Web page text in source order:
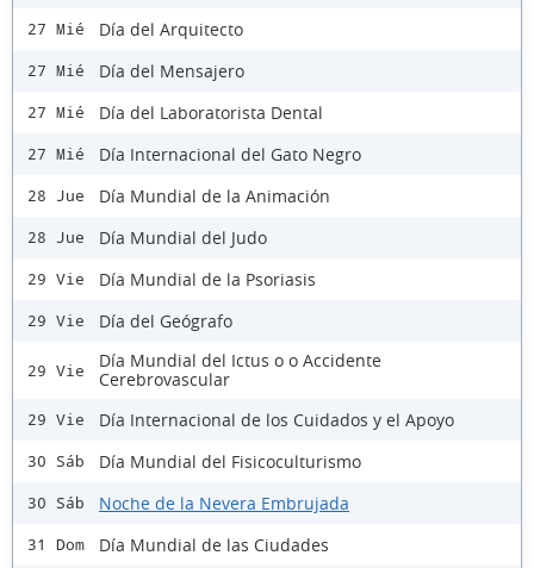
27 Mié Día del Arquitecto
27 Mié Día del Mensajero
27 Mié Día del Laboratorista Dental
27 Mié Día Internacional del Gato Negro
28 Jue Día Mundial de la Animación
28 Jue Día Mundial del Judo
29 Vie Día Mundial de la Psoriasis
29 Vie Día del Geógrafo
29 Vie
Día Mundial del Ictus o o Accidente
Cerebrovascular
29 Vie Día Internacional de los Cuidados y el Apoyo
30 Sáb Día Mundial del Fisicoculturismo
30 Sáb Noche de la Nevera Embrujada
31 Dom Día Mundial de las Ciudades